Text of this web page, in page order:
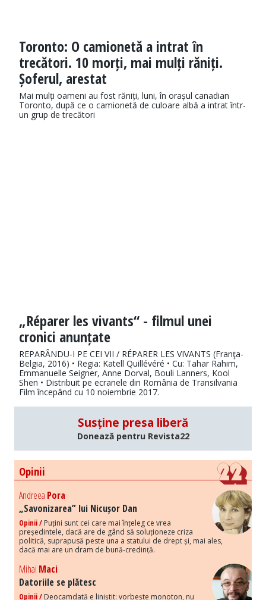
Toronto: O camionetă a intrat în
trecători. 10 morți, mai mulți răniți.
Șoferul, arestat
Mai mulți oameni au fost răniți, luni, în orașul canadian
Toronto, după ce o camionetă de culoare albă a intrat într-
un grup de trecători
„Réparer les vivants“ - filmul unei
cronici anunțate
REPARÂNDU-I PE CEI VII / RÉPARER LES VIVANTS (Franţa-
Belgia, 2016) • Regia: Katell Quillévéré • Cu: Tahar Rahim,
Emmanuelle Seigner, Anne Dorval, Bouli Lanners, Kool
Shen • Distribuit pe ecranele din România de Transilvania
Film începând cu 10 noiembrie 2017.
Susține presa liberă
Donează pentru Revista22
Opinii
Andreea Pora
„Savonizarea” lui Nicușor Dan
Opinii / Puțini sunt cei care mai înțeleg ce vrea
președintele, dacă are de gând să soluționeze criza
politică, suprapusă peste una a statului de drept și, mai ales,
dacă mai are un dram de bună-credință.
Mihai Maci
Datoriile se plătesc
Opinii / Deocamdată e liniștit: vorbește monoton, nu